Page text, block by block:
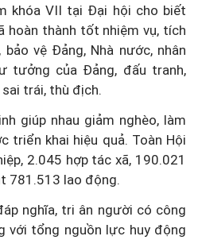
khóa VII tại Đại hội cho biết
hoàn thành tốt nhiệm vụ, tích
vệ Đảng, Nhà nước, nhân
tưởng của Đảng, đấu tranh,
trái, thù địch.
giúp nhau giảm nghèo, làm
triển khai hiệu quả. Toàn Hội
2.045 hợp tác xã, 190.021
781.513 lao động.
nghĩa, tri ân người có công
với tổng nguồn lực huy động